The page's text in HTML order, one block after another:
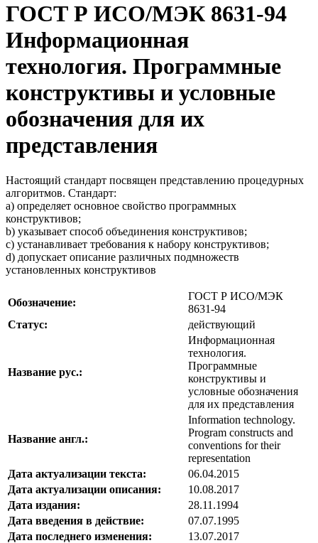
ГОСТ Р ИСО/МЭК 8631-94
Информационная
технология. Программные
конструктивы и условные
обозначения для их
представления
Настоящий стандарт посвящен представлению процедурных
алгоритмов. Стандарт:
а) определяет основное свойство программных
конструктивов;
b) указывает способ объединения конструктивов;
c) устанавливает требования к набору конструктивов;
d) допускает описание различных подмножеств
установленных конструктивов
Обозначение:
ГОСТ Р ИСО/МЭК
8631-94
Статус:
действующий
Название рус.:
Информационная
технология.
Программные
конструктивы и
условные обозначения
для их представления
Название англ.:
Information technology.
Program constructs and
conventions for their
representation
Дата актуализации текста:
06.04.2015
Дата актуализации описания:
10.08.2017
Дата издания:
28.11.1994
Дата введения в действие:
07.07.1995
Дата последнего изменения:
13.07.2017